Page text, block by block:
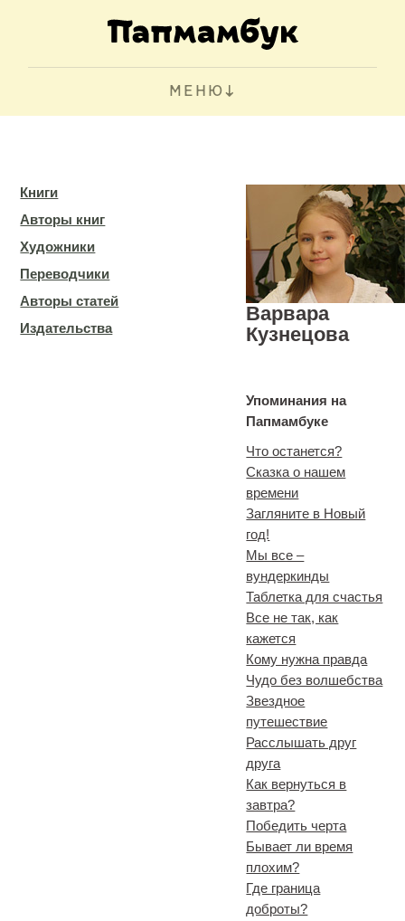
МЕНЮ
Книги
Авторы книг
Художники
Переводчики
Авторы статей
Издательства
Варвара
Кузнецова
Упоминания на
Папмамбуке
Что останется?
Сказка о нашем
времени
Загляните в Новый
год!
Мы все ‒
вундеркинды
Таблетка для счастья
Все не так, как
кажется
Кому нужна правда
Чудо без волшебства
Звездное
путешествие
Расслышать друг
друга
Как вернуться в
завтра?
Победить черта
Бывает ли время
плохим?
Где граница
доброты?